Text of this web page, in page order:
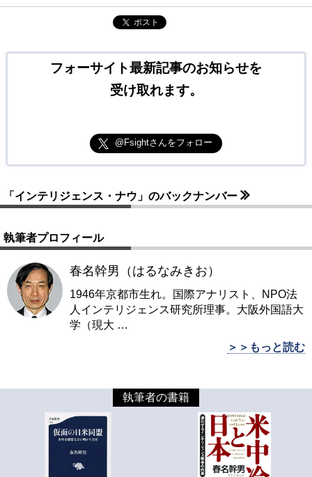
ポスト
フォーサイト最新記事のお知らせを
受け取れます。
@Fsightさんをフォロー
「インテリジェンス・ナウ」のバックナンバー
執筆者プロフィール
春名幹男（はるなみきお）
1946年京都市生れ。国際アナリスト、NPO法
人インテリジェンス研究所理事。大阪外国語大
学（現大 …
＞＞もっと読む
執筆者の書籍